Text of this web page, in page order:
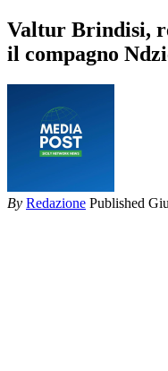
Valtur Brindisi,
il compagno
By Redazione Published